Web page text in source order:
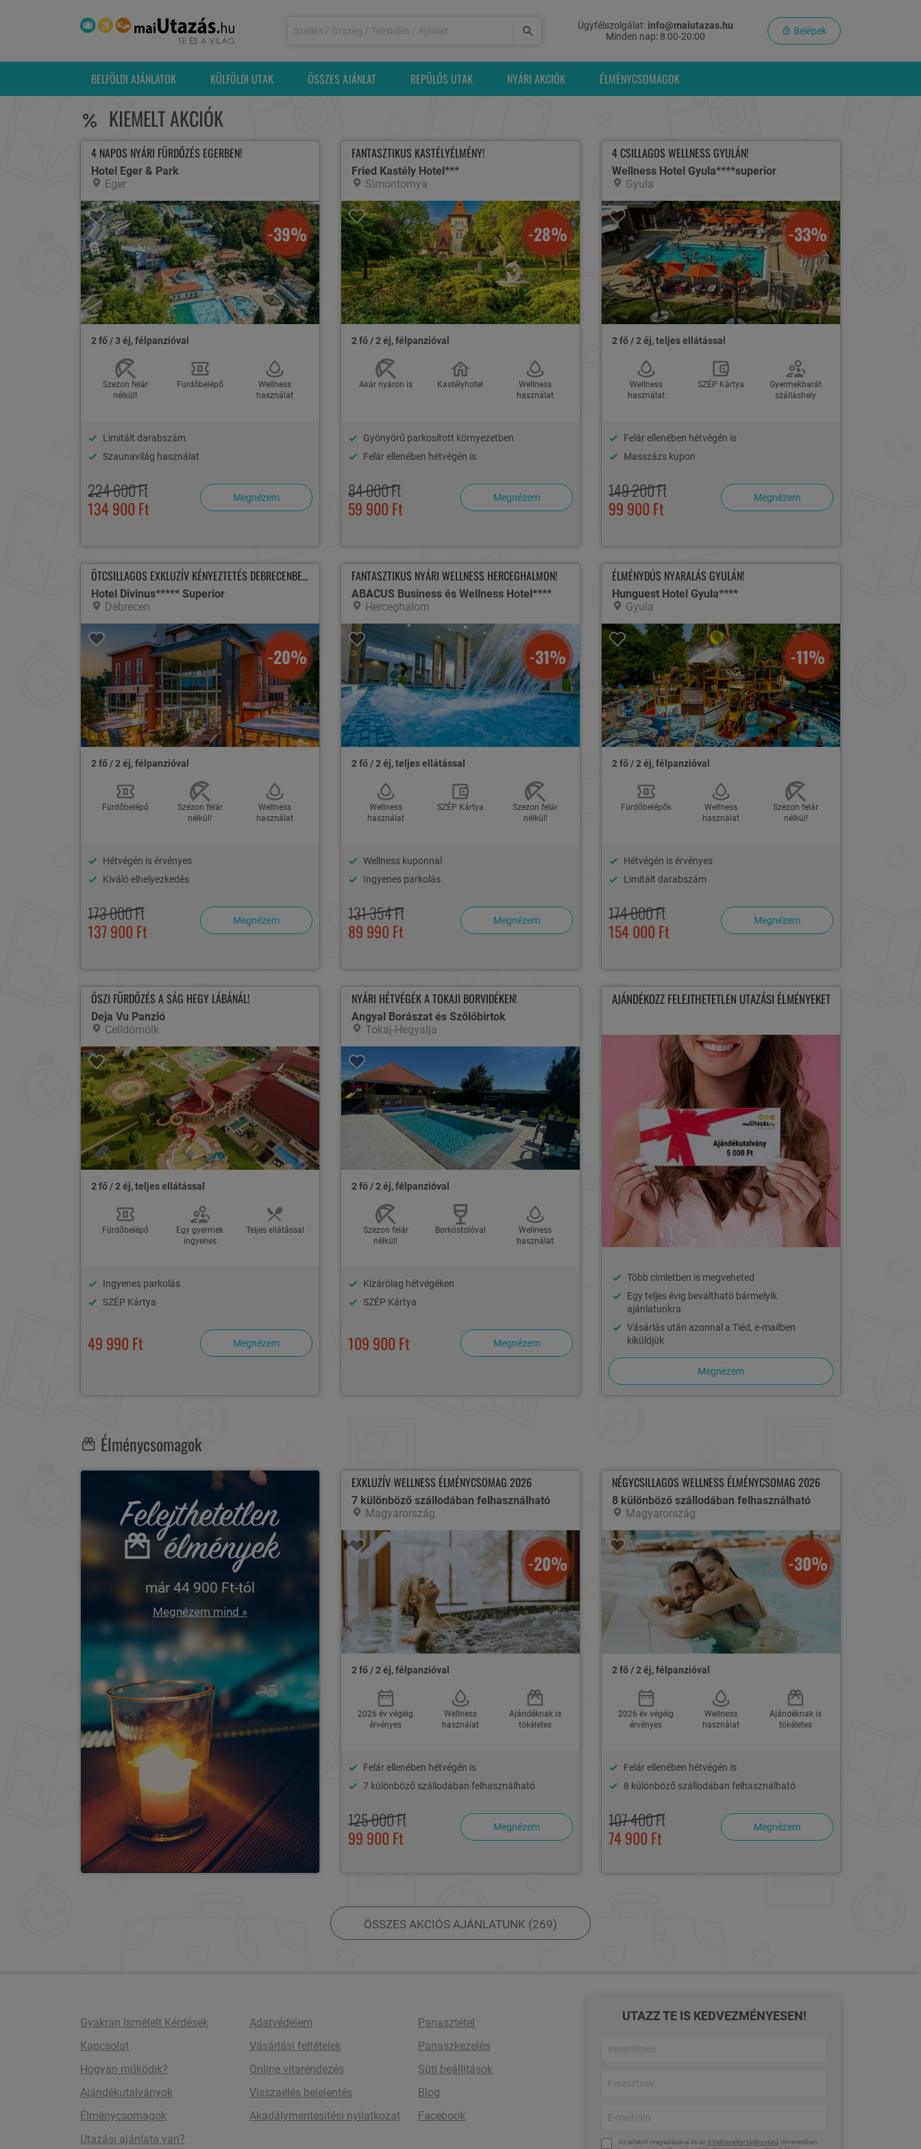
Ügyfélszolgálat: info@maiutazas.hu
Minden nap: 8:00-20:00
Belépek
BELFÖLDI AJÁNLATOK KÜLFÖLDI UTAK ÖSSZES AJÁNLAT REPÜLŐS UTAK NYÁRI AKCIÓK ÉLMÉNYCSOMAGOK
KIEMELT AKCIÓK
4 NAPOS NYÁRI FÜRDŐZÉS EGERBEN!
Hotel Eger & Park
Eger
-39%
2 fő / 3 éj, félpanzióval
Szezon felár
nélkül!
Fürdőbelépő
Wellness
használat
Limitált darabszám
Szaunavilág használat
224 600 Ft
134 900 Ft
Megnézem
FANTASZTIKUS KASTÉLYÉLMÉNY!
Fried Kastély Hotel***
Simontornya
-28%
2 fő / 2 éj, félpanzióval
Akár nyáron is Kastélyhotel
Wellness
használat
Gyönyörű parkosított környezetben
Felár ellenében hétvégén is
84 000 Ft
59 900 Ft
Megnézem
4 CSILLAGOS WELLNESS GYULÁN!
Wellness Hotel Gyula****superior
Gyula
-33%
2 fő / 2 éj, teljes ellátással
Wellness
használat
SZÉP Kártya
Gyermekbarát
szálláshely
Felár ellenében hétvégén is
Masszázs kupon
149 200 Ft
99 900 Ft
Megnézem
ÖTCSILLAGOS EXKLUZÍV KÉNYEZTETÉS DEBRECENBEN!
Hotel Divinus***** Superior
Debrecen
-20%
2 fő / 2 éj, félpanzióval
Fürdőbelépő
Szezon felár
nélkül!
Wellness
használat
Hétvégén is érvényes
Kiváló elhelyezkedés
173 000 Ft
137 900 Ft
Megnézem
FANTASZTIKUS NYÁRI WELLNESS HERCEGHALMON!
ABACUS Business és Wellness Hotel****
Herceghalom
-31%
2 fő / 2 éj, teljes ellátással
Wellness
használat
SZÉP Kártya
Szezon felár
nélkül!
Wellness kuponnal
Ingyenes parkolás
131 354 Ft
89 990 Ft
Megnézem
ÉLMÉNYDÚS NYARALÁS GYULÁN!
Hunguest Hotel Gyula****
Gyula
-11%
2 fő / 2 éj, félpanzióval
Fürdőbelépők
Wellness
használat
Szezon felár
nélkül!
Hétvégén is érvényes
Limitált darabszám
174 000 Ft
154 000 Ft
Megnézem
ŐSZI FÜRDŐZÉS A SÁG HEGY LÁBÁNÁL!
Deja Vu Panzió
Celldömölk
2 fő / 2 éj, teljes ellátással
Fürdőbelépő
Egy gyermek
ingyenes
Teljes ellátással
Ingyenes parkolás
SZÉP Kártya
49 990 Ft Megnézem
NYÁRI HÉTVÉGÉK A TOKAJI BORVIDÉKEN!
Angyal Borászat és Szőlőbirtok
Tokaj-Hegyalja
2 fő / 2 éj, félpanzióval
Szezon felár
nélkül!
Borkóstolóval
Wellness
használat
Kizárólag hétvégéken
SZÉP Kártya
109 900 Ft Megnézem
AJÁNDÉKOZZ FELEJTHETETLEN UTAZÁSI ÉLMÉNYEKET
Több címletben is megveheted
Egy teljes évig beváltható bármelyik
ajánlatunkra
Vásárlás után azonnal a Tiéd, e-mailben
kiküldjük
Megnézem
Élménycsomagok
már 44 900 Ft-tól
Megnézem mind »
EXKLUZÍV WELLNESS ÉLMÉNYCSOMAG 2026
7 különböző szállodában felhasználható
Magyarország
-20%
2 fő / 2 éj, félpanzióval
2026 év végéig
érvényes
Wellness
használat
Ajándéknak is
tökéletes
Felár ellenében hétvégén is
7 különböző szállodában felhasználható
125 000 Ft
99 900 Ft
Megnézem
NÉGYCSILLAGOS WELLNESS ÉLMÉNYCSOMAG 2026
8 különböző szállodában felhasználható
Magyarország
-30%
2 fő / 2 éj, félpanzióval
2026 év végéig
érvényes
Wellness
használat
Ajándéknak is
tökéletes
Felár ellenében hétvégén is
8 különböző szállodában felhasználható
107 400 Ft
74 900 Ft
Megnézem
ÖSSZES AKCIÓS AJÁNLATUNK (269)
Gyakran Ismételt Kérdések
Kapcsolat
Hogyan működik?
Ajándékutalványok
Élménycsomagok
Utazási ajánlata van?
Adatvédelem
Vásárlási feltételek
Online vitarendezés
Visszaélés bejelentés
Akadálymentesítési nyilatkozat
Panasztétel
Panaszkezelés
Süti beállítások
Blog
Facebook
UTAZZ TE IS KEDVEZMÉNYESEN!
Az adatok megadásával és az Adatkezelési tájékoztató ismeretében